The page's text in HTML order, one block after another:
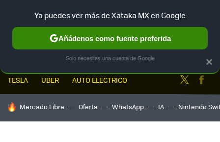
TESLA UBER AUTO ELECTRICO Twitter
HOY SE HABLA DE
Mercado Libre Oferta WhatsApp IA Nintendo
×
Ya puedes ver más de Xataka MX en Google
Añádenos como fuente preferida
Solo necesitas una cuenta de Google